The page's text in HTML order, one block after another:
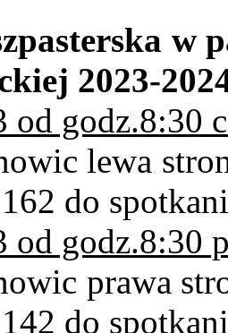
w
2023-
godz.8:30
lewa
do
od godz.8:30
prawa
do